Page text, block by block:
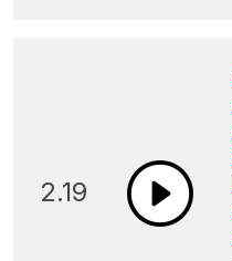
2.19